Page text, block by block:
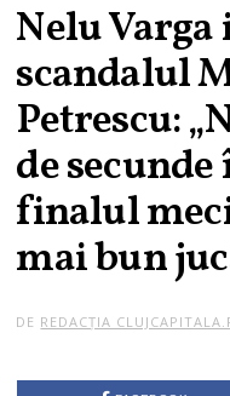
Nelu
scandalul
Petrescu:
de
finalul
mai bun
DE REDACȚIA